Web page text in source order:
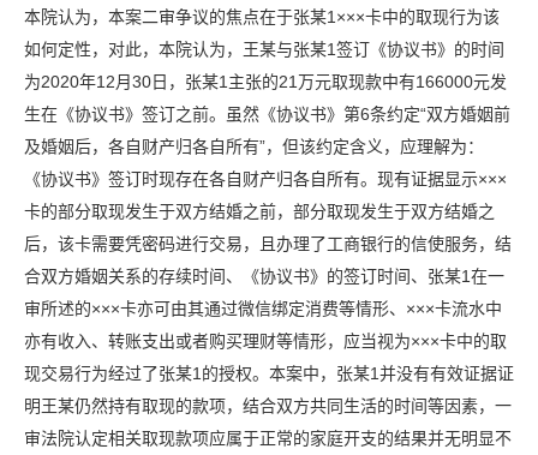
本院认为，本案二审争议的焦点在于张某1×××卡中的取现行为该
如何定性，对此，本院认为，王某与张某1签订《协议书》的时间
为2020年12月30日，张某1主张的21万元取现款中有166000元发
生在《协议书》签订之前。虽然《协议书》第6条约定“双方婚姻前
及婚姻后，各自财产归各自所有”，但该约定含义，应理解为：
《协议书》签订时现存在各自财产归各自所有。现有证据显示×××
卡的部分取现发生于双方结婚之前，部分取现发生于双方结婚之
后，该卡需要凭密码进行交易，且办理了工商银行的信使服务，结
合双方婚姻关系的存续时间、《协议书》的签订时间、张某1在一
审所述的×××卡亦可由其通过微信绑定消费等情形、×××卡流水中
亦有收入、转账支出或者购买理财等情形，应当视为×××卡中的取
现交易行为经过了张某1的授权。本案中，张某1并没有有效证据证
明王某仍然持有取现的款项，结合双方共同生活的时间等因素，一
审法院认定相关取现款项应属于正常的家庭开支的结果并无明显不